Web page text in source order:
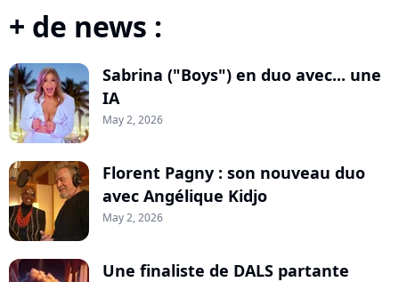
+ de news :
Sabrina ("Boys") en duo avec... une
IA
May 2, 2026
Florent Pagny : son nouveau duo
avec Angélique Kidjo
May 2, 2026
Une finaliste de DALS partante